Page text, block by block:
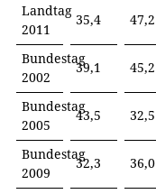
Landtag
2011
35,4 47,2
Bundestag
2002
39,1 45,2
Bundestag
2005
43,5 32,5
Bundestag
2009
32,3 36,0